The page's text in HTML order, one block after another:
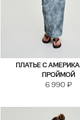
ПЛАТЬЕ С
ПРОЙМОЙ
6 990 ₽